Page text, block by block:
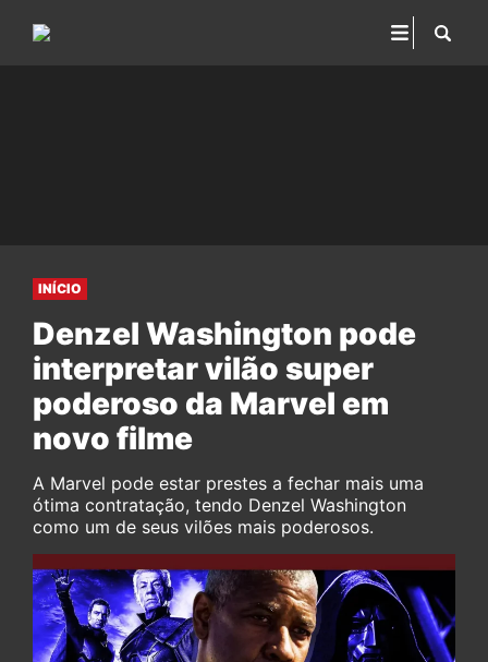
INÍCIO
Denzel Washington pode
interpretar vilão super
poderoso da Marvel em
novo filme
A Marvel pode estar prestes a fechar mais uma
ótima contratação, tendo Denzel Washington
como um de seus vilões mais poderosos.